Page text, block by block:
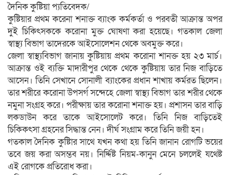
দৈনিক কুষ্টিয়া প্যতিবেদক/
কুষ্টিয়ার প্রথম করেনা শনাক্ত ব্যাংক কর্মকর্তা ও পরবতী আক্রান্ত অপর
দুই চিকিৎসককে করোনা মুক্ত ঘোষণা করা হয়েছে। গতকাল জেলা
স্বাস্থ্য বিভাগ তাদেরকে আইসোলেশন থেকে অবমুক্ত করে।
জেলা স্বাস্থ্যবিভাগ জানায় কুষ্টিয়ায় প্রথম করোনা শানক্ত হয় ২৩ মার্চ।
আক্রান্ত ওই ব্যক্তি মাদারীপুর থেকে থেকে কুষ্টিয়ায় তার নিজ বাড়িতে
আসেন। তিনি সেখানে সোনালী ব্যাংকের প্রধান শাখায় কর্মরত ছিলেন।
তার শরীরে করোনা উপসর্গ সন্দেহে জেলা স্বাস্থ্য বিভাগ তার শরীর থেকে
নমুনা সংগ্রহ করে। পরীক্ষায় তার করোনা শনাক্ত হয়। প্রশাসন তার বাড়ি
লকডাউন করে তাকে আইসোলেট করে। তিনি নিজ বাড়িতেই
চিকিকৎসা গ্রহনের সিদ্ধান্ত নেন। দীর্ঘ সংগ্রাম করে তিনি জয়ী হন।
গতকাল দৈনিক কুষ্টিার সাথে যখন কথা হয় তিনি জানান রোগটি ভয়ের
তবে জয় করা অসম্ভব নয়। নির্দ্দিষ্ট নিয়ম-কানুন মেনে চললেই যথেষ্ট
এই রোগকে প্রতিরোধ করা।